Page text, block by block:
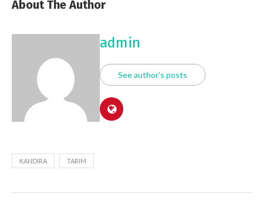
About The Author
admin
See author's posts
KANDIRA TARIM